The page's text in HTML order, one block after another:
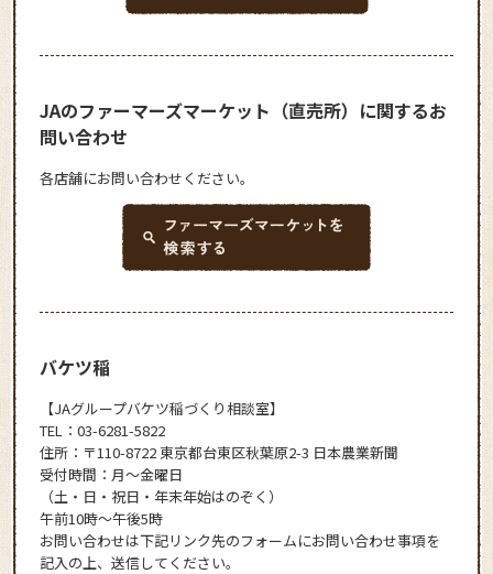
JAのファーマーズマーケット（直売所）に関するお
問い合わせ
各店舗にお問い合わせください。
バケツ稲
【JAグループバケツ稲づくり相談室】
TEL：03-6281-5822
住所：〒110-8722 東京都台東区秋葉原2-3 日本農業新聞
受付時間：月～金曜日
（土・日・祝日・年末年始はのぞく）
午前10時～午後5時
お問い合わせは下記リンク先のフォームにお問い合わせ事項を
記入の上、送信してください。